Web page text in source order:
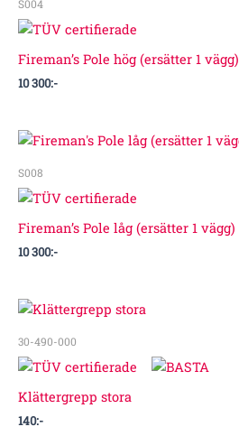
S004
Fireman’s Pole hög (ersätter 1 vägg)
10 300:-
S008
Fireman’s Pole låg (ersätter 1 vägg)
10 300:-
30-490-000
Klättergrepp stora
140:-